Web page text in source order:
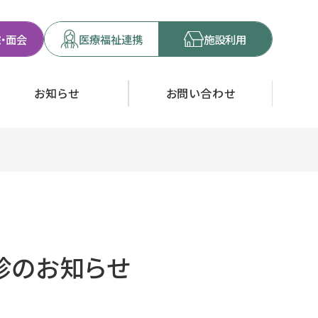
面会 医療福祉連携 施設利用
お知らせ お問い合わせ
のお知らせ